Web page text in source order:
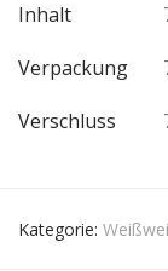
Inhalt
Verpackung
Verschluss
Kategorie: